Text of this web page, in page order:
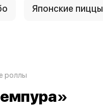
Японские пиццы
роллы